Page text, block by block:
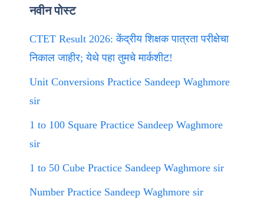
नवीन पोस्ट
CTET Result 2026: केंद्रीय शिक्षक पात्रता परीक्षेचा
निकाल जाहीर; येथे पहा तुमचे मार्कशीट!
Unit Conversions Practice Sandeep Waghmore
sir
1 to 100 Square Practice Sandeep Waghmore
sir
1 to 50 Cube Practice Sandeep Waghmore sir
Number Practice Sandeep Waghmore sir